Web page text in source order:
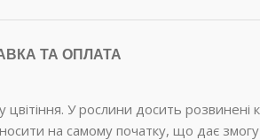
ТА ОПЛАТА
цвітіння. У рослини досить
на самому початку, що дає